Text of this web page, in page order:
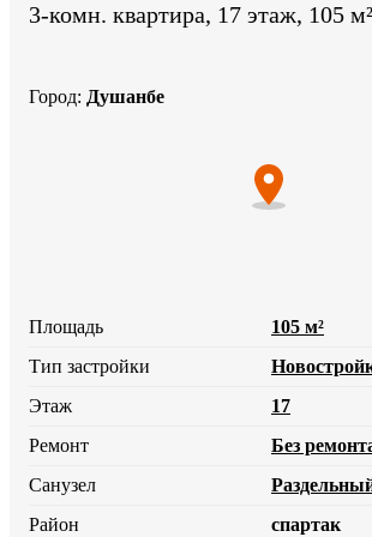
3-комн. квартира, 17 этаж, 105
Город: Душанбе
Площадь
105 м²
Тип застройки
Этаж
17
Ремонт
Без
Санузел
Район
спартак